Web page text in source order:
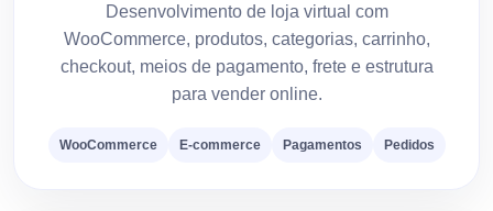
Desenvolvimento de loja virtual com
WooCommerce, produtos, categorias, carrinho,
checkout, meios de pagamento, frete e estrutura
para vender online.
WooCommerce E-commerce Pagamentos Pedidos